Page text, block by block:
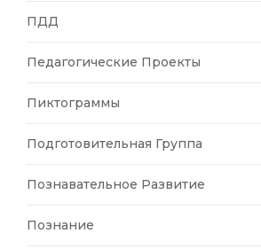
ПДД
Педагогические Проекты
Пиктограммы
Подготовительная Группа
Познавательное Развитие
Познание